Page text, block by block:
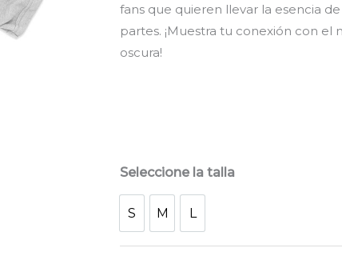
fans que quieren llevar la esencia
partes. ¡Muestra tu conexión con el
oscura!
Seleccione la talla
S M L
cantidad